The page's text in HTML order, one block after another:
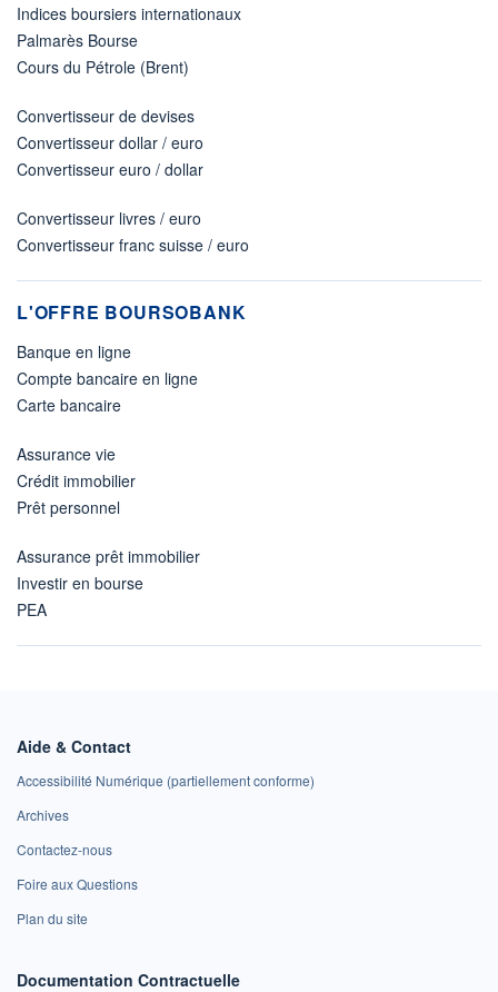
Indices boursiers internationaux
Palmarès Bourse
Cours du Pétrole (Brent)
Convertisseur de devises
Convertisseur dollar / euro
Convertisseur euro / dollar
Convertisseur livres / euro
Convertisseur franc suisse / euro
L'OFFRE BOURSOBANK
Banque en ligne
Compte bancaire en ligne
Carte bancaire
Assurance vie
Crédit immobilier
Prêt personnel
Assurance prêt immobilier
Investir en bourse
PEA
Aide & Contact
Accessibilité Numérique (partiellement conforme)
Archives
Contactez-nous
Foire aux Questions
Plan du site
Documentation Contractuelle